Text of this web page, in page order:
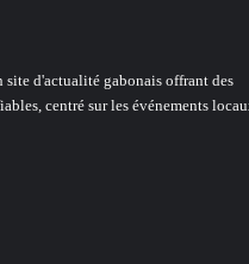
site d'actualité gabonais offrant des
centré sur les événements